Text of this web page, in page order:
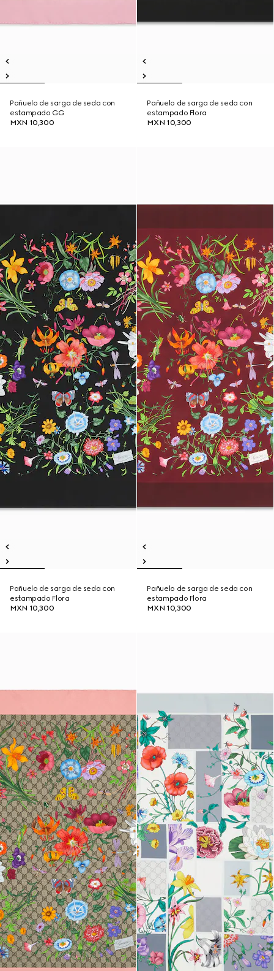
Pañuelo de sarga de seda con
estampado GG
MXN 10,300
Pañuelo de sarga de seda con
estampado Flora
MXN 10,300
Pañuelo de sarga de seda con
estampado Flora
MXN 10,300
Pañuelo de sarga de seda con
estampado Flora
MXN 10,300